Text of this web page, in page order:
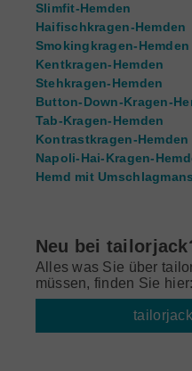
Slimfit-Hemden
Haifischkragen-Hemden
Smokingkragen-Hemden
Kentkragen-Hemden
Stehkragen-Hemden
Button-Down-Kragen-
Tab-Kragen-Hemden
Kontrastkragen-Hemden
Napoli-Hai-Kragen-
Hemd mit
Neu bei
Alles was Sie über
müssen, finden Sie hier: